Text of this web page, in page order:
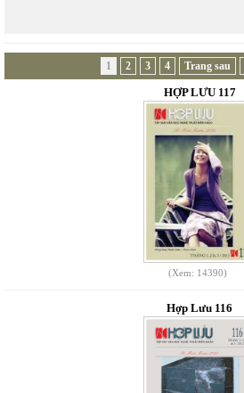
1 2 3 4 Trang sau
HỢP LƯU 117
(Xem: 14390)
Hợp Lưu 116